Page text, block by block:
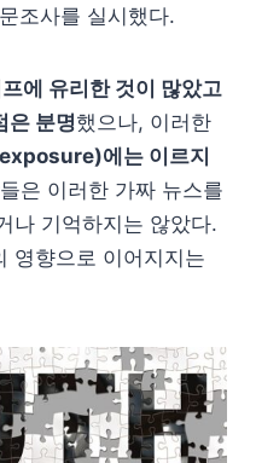
조사를 실시했다.
에 유리한 것이 많았고
은 분명했으나, 이러한
에는 이르지
은 이러한 가짜 뉴스를
나 기억하지는 않았다.
영향으로 이어지지는